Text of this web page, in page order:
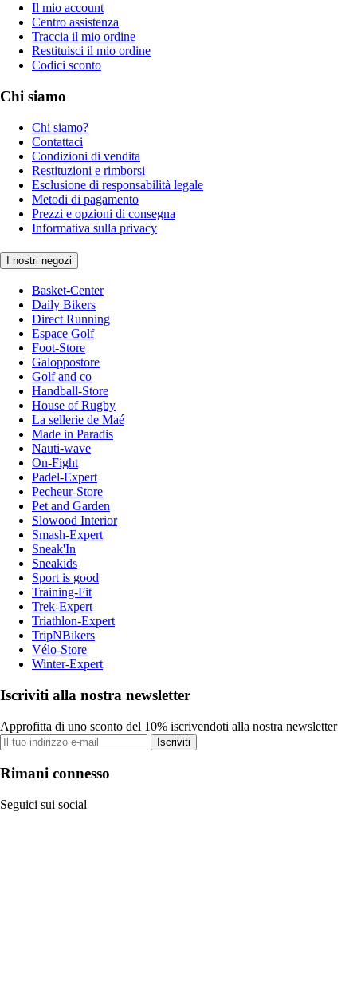
Il mio account
Centro assistenza
Traccia il mio ordine
Restituisci il mio ordine
Codici sconto
Chi siamo
Chi siamo?
Contattaci
Condizioni di vendita
Restituzioni e rimborsi
Esclusione di responsabilità legale
Metodi di pagamento
Prezzi e opzioni di consegna
Informativa sulla privacy
I nostri negozi
Basket-Center
Daily Bikers
Direct Running
Espace Golf
Foot-Store
Galoppostore
Golf and co
Handball-Store
House of Rugby
La sellerie de Maé
Made in Paradis
Nauti-wave
On-Fight
Padel-Expert
Pecheur-Store
Pet and Garden
Slowood Interior
Smash-Expert
Sneak'In
Sneakids
Sport is good
Training-Fit
Trek-Expert
Triathlon-Expert
TripNBikers
Vélo-Store
Winter-Expert
Iscriviti alla nostra newsletter
Approfitta di uno sconto del 10% iscrivendoti alla nostra newsletter
Iscriviti
Rimani connesso
Seguici sui social